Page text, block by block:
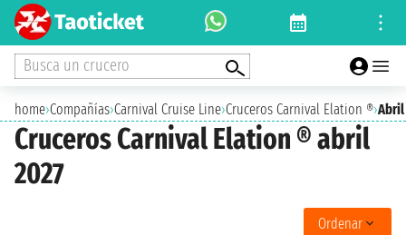
Busca un crucero
home›Compañías›Carnival Cruise Line›Cruceros Carnival Elation ®›Abril
Cruceros Carnival Elation ® abril
2027
Ordenar